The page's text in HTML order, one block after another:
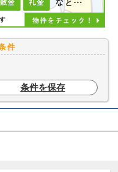
件
条件を保存